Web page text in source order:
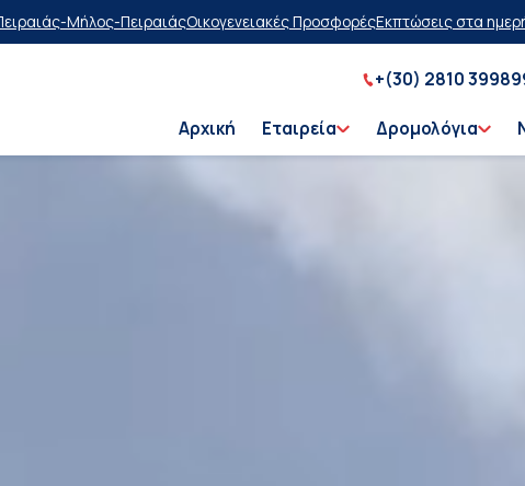
ΠροσφορέςΕκπτώσεις στα ημερήσια δρομολόγιαΑγοράστε τώρα,
+(30) 2810
Αρχική Εταιρεία Δρομολόγια